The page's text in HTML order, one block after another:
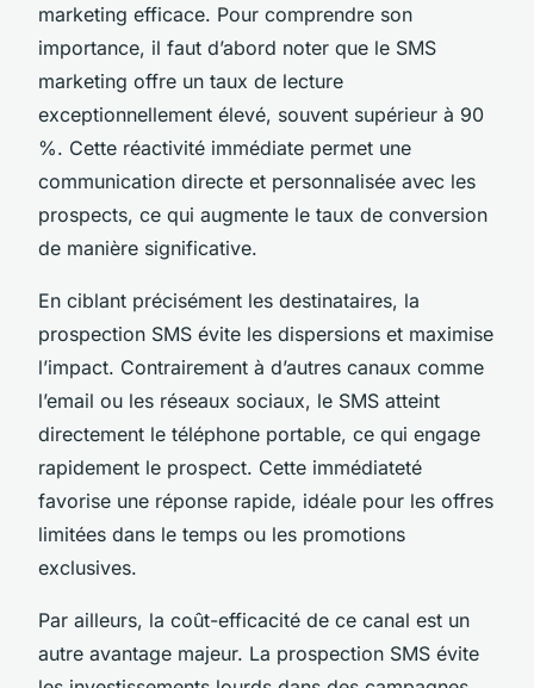
marketing efficace. Pour comprendre son
importance, il faut d’abord noter que le SMS
marketing offre un taux de lecture
exceptionnellement élevé, souvent supérieur à 90
%. Cette réactivité immédiate permet une
communication directe et personnalisée avec les
prospects, ce qui augmente le taux de conversion
de manière significative.
En ciblant précisément les destinataires, la
prospection SMS évite les dispersions et maximise
l’impact. Contrairement à d’autres canaux comme
l’email ou les réseaux sociaux, le SMS atteint
directement le téléphone portable, ce qui engage
rapidement le prospect. Cette immédiateté
favorise une réponse rapide, idéale pour les offres
limitées dans le temps ou les promotions
exclusives.
Par ailleurs, la coût-efficacité de ce canal est un
autre avantage majeur. La prospection SMS évite